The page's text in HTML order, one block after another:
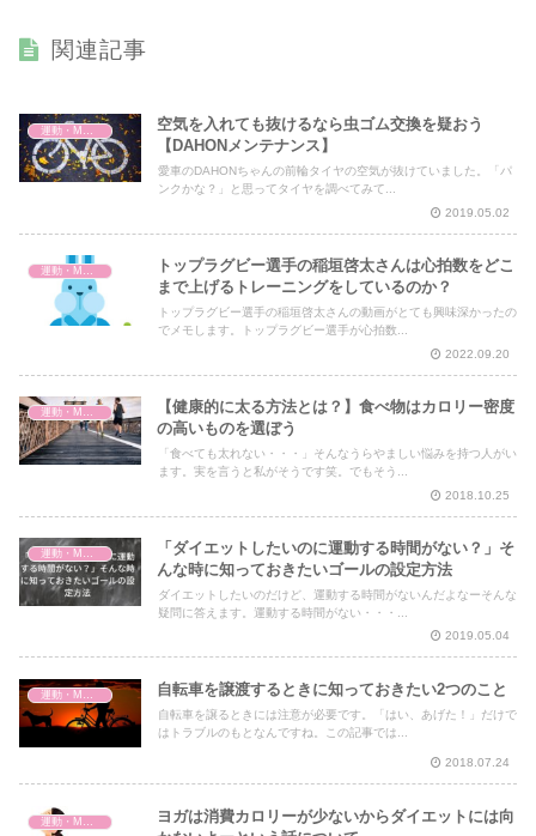
関連記事
空気を入れても抜けるなら虫ゴム交換を疑おう
【DAHONメンテナンス】
愛車のDAHONちゃんの前輪タイヤの空気が抜けていました。「パ
ンクかな？」と思ってタイヤを調べてみて...
2019.05.02
運動・MMA・身体づくり
トップラグビー選手の稲垣啓太さんは心拍数をどこ
まで上げるトレーニングをしているのか？
トップラグビー選手の稲垣啓太さんの動画がとても興味深かったの
でメモします。トップラグビー選手が心拍数...
2022.09.20
運動・MMA・身体づくり
【健康的に太る方法とは？】食べ物はカロリー密度
の高いものを選ぼう
「食べても太れない・・・」そんなうらやましい悩みを持つ人がい
ます。実を言うと私がそうです笑。でもそう...
2018.10.25
運動・MMA・身体づくり
「ダイエットしたいのに運動する時間がない？」そ
んな時に知っておきたいゴールの設定方法
ダイエットしたいのだけど、運動する時間がないんだよなーそんな
疑問に答えます。運動する時間がない・・・...
2019.05.04
運動・MMA・身体づくり 自転車を譲渡するときに知っておきたい2つのこと
自転車を譲るときには注意が必要です。「はい、あげた！」だけで
はトラブルのもとなんですね。この記事では...
2018.07.24
ヨガは消費カロリーが少ないからダイエットには向